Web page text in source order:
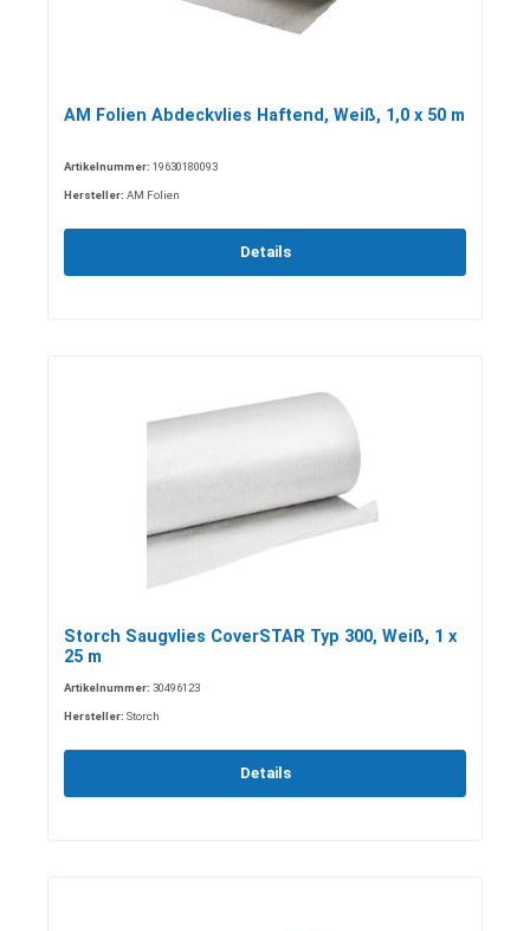
AM Folien Abdeckvlies Haftend, Weiß, 1,0 x 50 m
Artikelnummer: 19630180093
Hersteller: AM Folien
Details
Storch Saugvlies CoverSTAR Typ 300, Weiß, 1 x
25 m
Artikelnummer: 30496123
Hersteller: Storch
Details